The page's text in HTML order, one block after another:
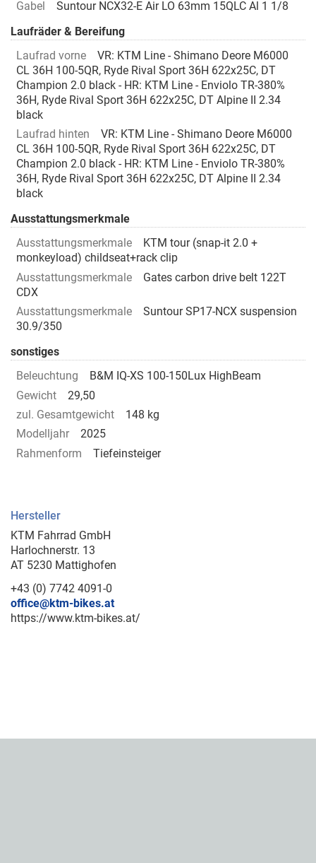
Gabel
Suntour NCX32-E Air LO 63mm 15QLC Al 1 1/8
Laufräder & Bereifung
Laufrad vorne
VR: KTM Line - Shimano Deore M6000
CL 36H 100-5QR, Ryde Rival Sport 36H 622x25C, DT
Champion 2.0 black - HR: KTM Line - Enviolo TR-380%
36H, Ryde Rival Sport 36H 622x25C, DT Alpine II 2.34
black
Laufrad hinten
VR: KTM Line - Shimano Deore M6000
CL 36H 100-5QR, Ryde Rival Sport 36H 622x25C, DT
Champion 2.0 black - HR: KTM Line - Enviolo TR-380%
36H, Ryde Rival Sport 36H 622x25C, DT Alpine II 2.34
black
Ausstattungsmerkmale
Ausstattungsmerkmale
KTM tour (snap-it 2.0 +
monkeyload) childseat+rack clip
Ausstattungsmerkmale
Gates carbon drive belt 122T
CDX
Ausstattungsmerkmale
Suntour SP17-NCX suspension
30.9/350
sonstiges
Beleuchtung
B&M IQ-XS 100-150Lux HighBeam
Gewicht
29,50
zul. Gesamtgewicht
148 kg
Modelljahr
2025
Rahmenform
Tiefeinsteiger
Hersteller
KTM Fahrrad GmbH
Harlochnerstr. 13
AT 5230 Mattighofen
+43 (0) 7742 4091-0
office@ktm-bikes.at
https://www.ktm-bikes.at/